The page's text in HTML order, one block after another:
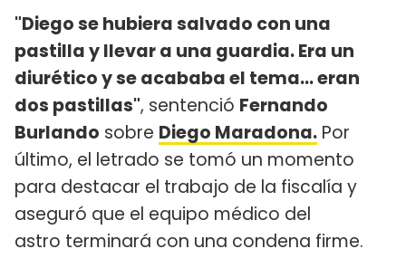
"Diego se hubiera salvado con una
pastilla y llevar a una guardia. Era un
diurético y se acababa el tema... eran
dos pastillas", sentenció Fernando
Burlando sobre Diego Maradona. Por
último, el letrado se tomó un momento
para destacar el trabajo de la fiscalía y
aseguró que el equipo médico del
astro terminará con una condena firme.